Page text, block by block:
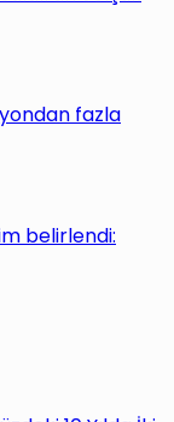
fazla
belirlendi: